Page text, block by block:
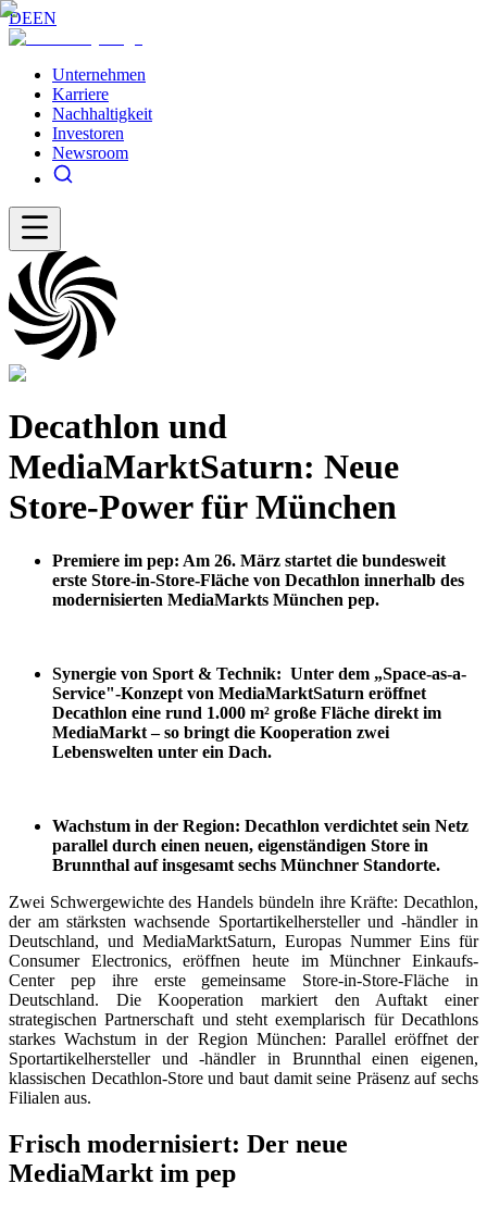
DEEN
Unternehmen
Karriere
Nachhaltigkeit
Investoren
Newsroom
Decathlon und
MediaMarktSaturn: Neue
Store-Power für München
Premiere im pep: Am 26. März startet die bundesweit
erste Store-in-Store-Fläche von Decathlon innerhalb des
modernisierten MediaMarkts München pep.
Synergie von Sport & Technik: Unter dem „Space-as-a-
Service"-Konzept von MediaMarktSaturn eröffnet
Decathlon eine rund 1.000 m² große Fläche direkt im
MediaMarkt – so bringt die Kooperation zwei
Lebenswelten unter ein Dach.
Wachstum in der Region: Decathlon verdichtet sein Netz
parallel durch einen neuen, eigenständigen Store in
Brunnthal auf insgesamt sechs Münchner Standorte.
Zwei Schwergewichte des Handels bündeln ihre Kräfte: Decathlon,
der am stärksten wachsende Sportartikelhersteller und -händler in
Deutschland, und MediaMarktSaturn, Europas Nummer Eins für
Consumer Electronics, eröffnen heute im Münchner Einkaufs-
Center pep ihre erste gemeinsame Store-in-Store-Fläche in
Deutschland. Die Kooperation markiert den Auftakt einer
strategischen Partnerschaft und steht exemplarisch für Decathlons
starkes Wachstum in der Region München: Parallel eröffnet der
Sportartikelhersteller und -händler in Brunnthal einen eigenen,
klassischen Decathlon-Store und baut damit seine Präsenz auf sechs
Filialen aus.
Frisch modernisiert: Der neue
MediaMarkt im pep